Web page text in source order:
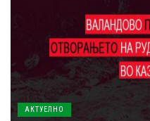
АКТУЕЛНО